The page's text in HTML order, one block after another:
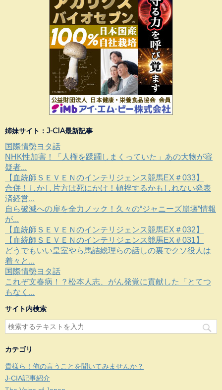
姉妹サイト：J-CIA最新記事
国際情勢ヨタ話
NHK性加害！「人権を蹂躙しまくっていた」あの大物が容
疑者...
【血統師ＳＥＶＥＮのインテリジェンス競馬EX＃033】
合併！しかし片方は死にかけ！頓挫するかもしれない発表
済経営...
自ら破滅への扉を全力ノック！久々の“ジャニーズ崩壊”情報
が...
【血統師ＳＥＶＥＮのインテリジェンス競馬EX＃032】
【血統師ＳＥＶＥＮのインテリジェンス競馬EX＃031】
どうでもいい皇室やら馬詰総理らの話しの裏でクソ役人は
着々と...
国際情勢ヨタ話
これぞ文春病！？松本人志、がん発覚に貢献した「とてつ
もなく...
サイト内検索
カテゴリ
貴様ら！俺の言うことを聞いてみませんか？
J-CIA記事紹介